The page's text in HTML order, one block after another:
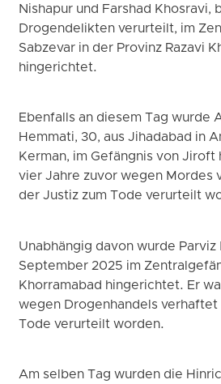
Nishapur und Farshad Khosravi,
Drogendelikten verurteilt, im
Sabzevar in der Provinz Razavi
hingerichtet.
Ebenfalls an diesem Tag wurde
Hemmati, 30, aus Jihadabad in
Kerman, im Gefängnis von
vier Jahre zuvor wegen Mordes
der Justiz zum Tode verurteilt
Unabhängig davon wurde Parviz
September 2025 im
Khorramabad hingerichtet. Er
wegen Drogenhandels verhaftet
Tode verurteilt worden.
Am selben Tag wurden die